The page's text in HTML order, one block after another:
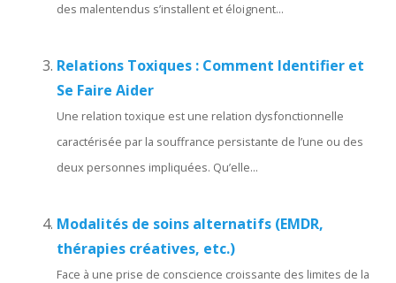
des malentendus s’installent et éloignent...
Relations Toxiques : Comment Identifier et
Se Faire Aider
Une relation toxique est une relation dysfonctionnelle
caractérisée par la souffrance persistante de l’une ou des
deux personnes impliquées. Qu’elle...
Modalités de soins alternatifs (EMDR,
thérapies créatives, etc.)
Face à une prise de conscience croissante des limites de la